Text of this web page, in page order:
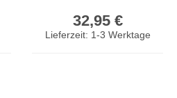
hochwertiges
Unikat
32,95 €
Lieferzeit: 1-3 Werktage